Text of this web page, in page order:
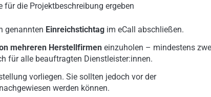
für die Projektbeschreibung ergeben
genannten Einreichstichtag im eCall abschließen.
mehreren Herstellfirmen einzuholen – mindestens
für alle beauftragten Dienstleister:innen.
vorliegen. Sie sollten jedoch vor der
werden können.